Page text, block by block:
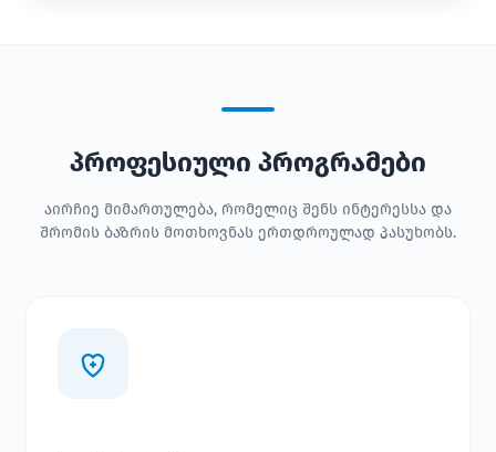
პროფესიული პროგრამები
აირჩიე მიმართულება, რომელიც შენს ინტერესსა და
შრომის ბაზრის მოთხოვნას ერთდროულად პასუხობს.